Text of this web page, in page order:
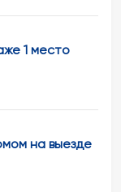
1 место
на выезде